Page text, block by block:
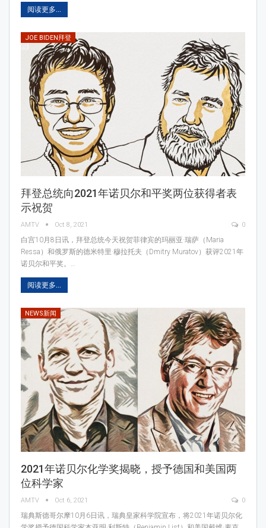
阅读更多...
JOE BIDEN拜登
拜登总统向2021年诺贝尔和平奖两位获得者表
示祝贺
AMTV Oct 8, 2021 0
白宫10月8日讯，拜登总统今天祝贺菲律宾的玛丽亚·瑞萨（Maria
Ressa）和俄罗斯的德米特里·穆拉托夫（Dmitry Muratov）获评2021年
诺贝尔和平奖。…
阅读更多...
NEWS新闻
2021年诺贝尔化学奖揭晓，授予德国和美国两
位科学家
AMTV Oct 6, 2021 0
瑞典斯德哥尔摩10月6日讯，瑞典皇家科学院宣布，将2021年诺贝尔化